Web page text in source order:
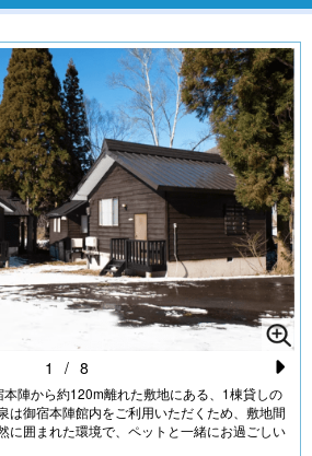
本陣から約120m離れた敷地にある、1棟貸しの
は御宿本陣館内をご利用いただくため、敷地間
に囲まれた環境で、ペットと一緒にお過ごしい
N
e
1 / 8